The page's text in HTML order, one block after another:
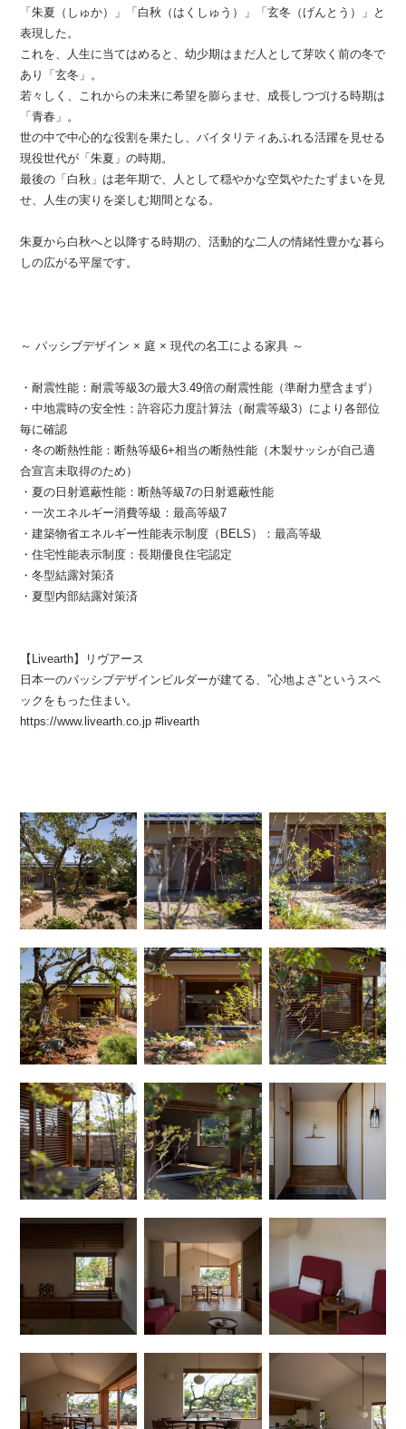
「朱夏（しゅか）」「白秋（はくしゅう）」「玄冬（げんとう）」と
表現した。
これを、人生に当てはめると、幼少期はまだ人として芽吹く前の冬で
あり「玄冬」。
若々しく、これからの未来に希望を膨らませ、成長しつづける時期は
「青春」。
世の中で中心的な役割を果たし、バイタリティあふれる活躍を見せる
現役世代が「朱夏」の時期。
最後の「白秋」は老年期で、人として穏やかな空気やたたずまいを見
せ、人生の実りを楽しむ期間となる。
朱夏から白秋へと以降する時期の、活動的な二人の情緒性豊かな暮ら
しの広がる平屋です。
～ パッシブデザイン × 庭 × 現代の名工による家具 ～
・耐震性能：耐震等級3の最大3.49倍の耐震性能（準耐力壁含まず）
・中地震時の安全性：許容応力度計算法（耐震等級3）により各部位
毎に確認
・冬の断熱性能：断熱等級6+相当の断熱性能（木製サッシが自己適
合宣言未取得のため）
・夏の日射遮蔽性能：断熱等級7の日射遮蔽性能
・一次エネルギー消費等級：最高等級7
・建築物省エネルギー性能表示制度（BELS）：最高等級
・住宅性能表示制度：長期優良住宅認定
・冬型結露対策済
・夏型内部結露対策済
【Livearth】リヴアース
日本一のパッシブデザインビルダーが建てる、”心地よさ”というスペ
ックをもった住まい。
https://www.livearth.co.jp #livearth